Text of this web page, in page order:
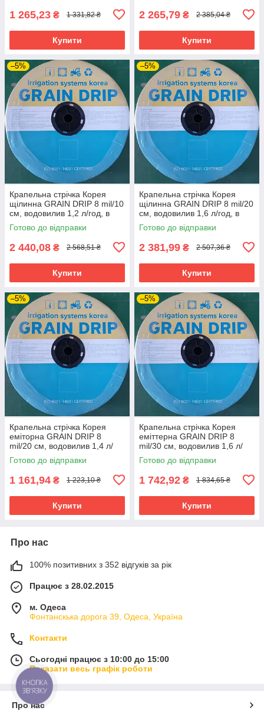
1 265,23 ₴ 1 331,82 ₴
Купити
2 265,79 ₴ 2 385,04 ₴
Купити
–5%
Крапельна стрічка Корея
щілинна GRAIN DRIP 8 mil/10
см, водовилив 1,2 л/год, в
бухті 1000 м
Готово до відправки
2 440,08 ₴ 2 568,51 ₴
Купити
–5%
Крапельна стрічка Корея
щілинна GRAIN DRIP 8 mil/20
см, водовилив 1,6 л/год, в
бухті 1000 м
Готово до відправки
2 381,99 ₴ 2 507,36 ₴
Купити
–5%
Крапельна стрічка Корея
еміторна GRAIN DRIP 8
mil/20 см, водовилив 1,4 л/
год, у бухті 500 м
Готово до відправки
1 161,94 ₴ 1 223,10 ₴
Купити
–5%
Крапельна стрічка Корея
еміттерна GRAIN DRIP 8
mil/30 см, водовилив 1,6 л/
год, у бухті 1000 м
Готово до відправки
1 742,92 ₴ 1 834,65 ₴
Купити
Про нас
100% позитивних з 352 відгуків за рік
Працює з 28.02.2015
м. Одеса
Фонтанскька дорога 39, Одеса, Україна
Контакти
Сьогодні працює з 10:00 до 15:00
Показати весь графік роботи
Про нас
КНОПКА
ЗВ'ЯЗКУ